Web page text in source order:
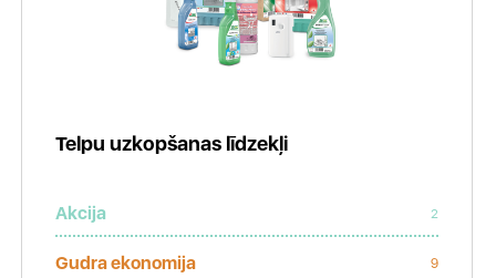
Telpu uzkopšanas līdzekļi
Akcija 2
Gudra ekonomija 9